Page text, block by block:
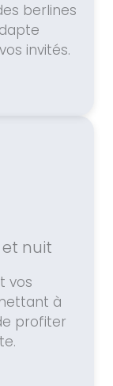
berlines
invités.
nuit
vos
à
profiter